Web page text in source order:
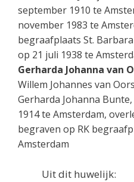
september 1910 te
november 1983 te
begraafplaats St.
op 21 juli 1938 te
Gerharda Johanna van
Willem Johannes van
Gerharda Johanna
1914 te Amsterdam,
begraven op RK
Amsterdam
Uit dit huwelijk: